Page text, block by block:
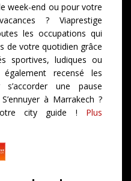
week-end ou pour votre
? Viaprestige
les occupations qui
de votre quotidien grâce
sportives, ludiques ou
recensé les
une pause
à Marrakech ?
city guide ! Plus